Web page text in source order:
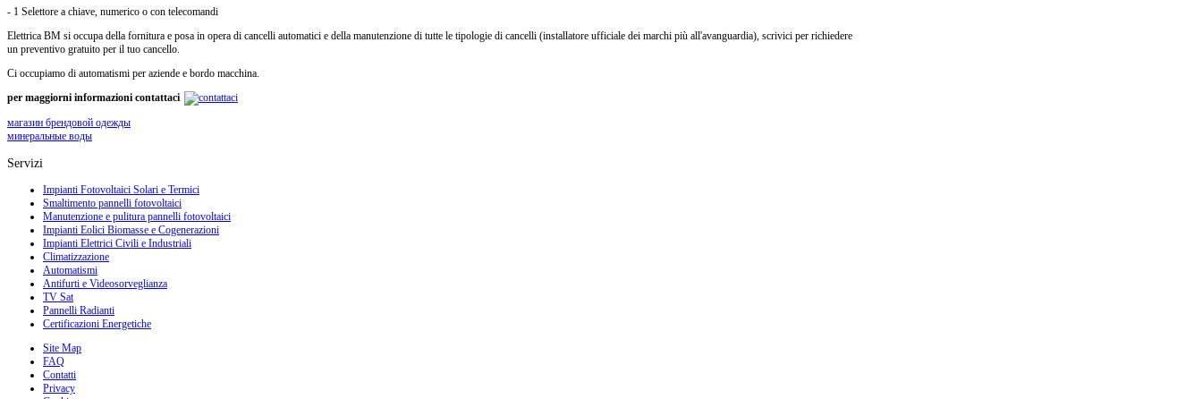
- 1 Selettore a chiave, numerico o con telecomandi
Elettrica BM si occupa della fornitura e posa in opera di cancelli automatici e della manutenzione di tutte le tipologie di cancelli (installatore ufficiale dei marchi più all'avanguardia), scrivici per richiedere
un preventivo gratuito per il tuo cancello.
Ci occupiamo di automatismi per aziende e bordo macchina.
per maggiorni informazioni contattaci
магазин брендовой одежды
минеральные воды
Servizi
Impianti Fotovoltaici Solari e Termici
Smaltimento pannelli fotovoltaici
Manutenzione e pulitura pannelli fotovoltaici
Impianti Eolici Biomasse e Cogenerazioni
Impianti Elettrici Civili e Industriali
Climatizzazione
Automatismi
Antifurti e Videosorveglianza
TV Sat
Pannelli Radianti
Certificazioni Energetiche
Site Map
FAQ
Contatti
Privacy